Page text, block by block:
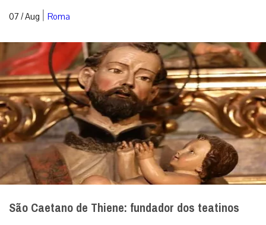
07 / Aug | Roma
São Caetano de Thiene: fundador dos teatinos